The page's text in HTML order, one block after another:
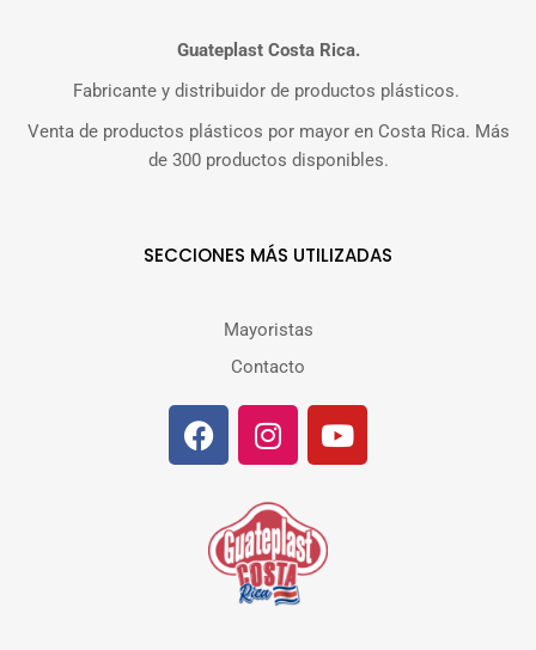
Guateplast Costa Rica.
Fabricante y distribuidor de productos plásticos.
Venta de productos plásticos por mayor en Costa Rica. Más
de 300 productos disponibles.
SECCIONES MÁS UTILIZADAS
Mayoristas
Contacto